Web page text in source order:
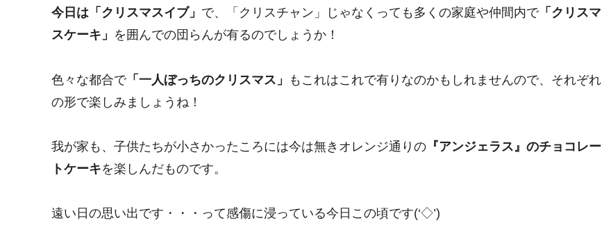
今日は「クリスマスイブ」 で、「クリスチャン」じゃなくっても多くの家庭や仲間内で「クリスマ
スケーキ」 を囲んでの団らんが有るのでしょうか！
色々な都合で「一人ぼっちのクリスマス」
もこれはこれで有りなのかもしれませんので、それぞれ
の形で楽しみましょうね！
我が家も、子供たちが小さかったころには今は無きオレンジ通りの 『アンジェラス』のチョコレー
トケーキを楽しんだものです。
遠い日の思い出です・・・って感傷に浸っている今日この頃です(‘◇’)ゞ